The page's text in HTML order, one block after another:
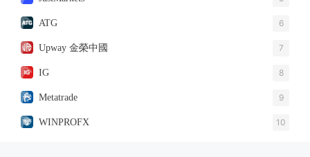
ATG 6
Upway 金榮中國 7
IG 8
Metatrade 9
WINPROFX 10